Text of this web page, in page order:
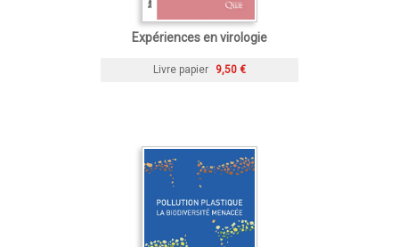
Expériences en virologie
Livre papier 9,50 €